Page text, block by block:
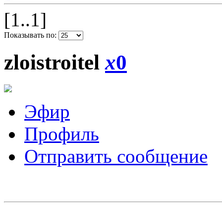
[1..1]
Показывать по:
zloistroitelx0
Эфир
Профиль
Отправить сообщение